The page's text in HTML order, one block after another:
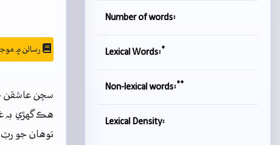
Number of words:
Lexical Words:*
Non-lexical words:**
Lexical Density:
رسالن ۾ موجودگي:
سچن عاشقن
هڪ گهڙي بہ
توهان جو ربّ